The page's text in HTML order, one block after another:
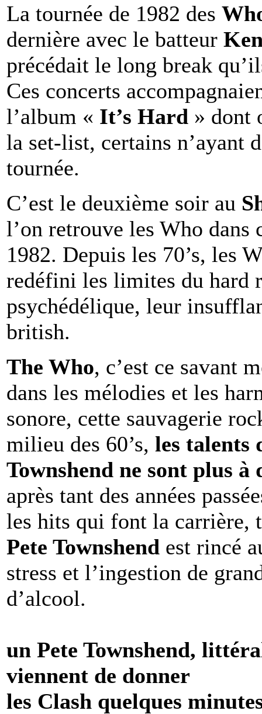
La tournée de 1982 des
dernière avec le batteur
précédait le long break
Ces concerts
l’album « It’s Hard » dont
la set-list, certains n’ayant
tournée.
C’est le deuxième soir au
l’on retrouve les Who dans
1982. Depuis les 70’s, les
redéfini les limites du hard
psychédélique, leur
british.
The Who, c’est ce savant
dans les mélodies et les
sonore, cette sauvagerie
milieu des 60’s, les talents
Townshend ne sont plus à
après tant des années
les hits qui font la carrière,
Pete Townshend est rincé
stress et l’ingestion de
d’alcool.
un Pete Townshend,
viennent de donner
les Clash quelques